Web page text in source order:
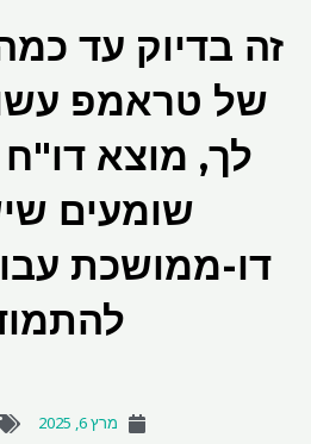
זה בדיוק עד
של טראמפ
לך, מוצא
שומעים
דו-ממושכת
מרץ 6, 2025